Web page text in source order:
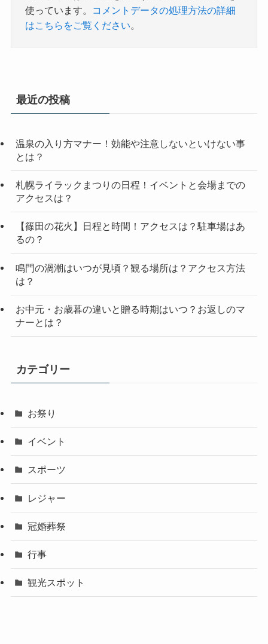
使っています。
コメントデータの処理方法の詳細
はこちらをご覧ください。
最近の投稿
温泉の入り方マナー！効能や注意しないといけない事
とは？
札幌ライラックまつりの日程！イベントと会場までの
アクセスは？
【篠田の花火】日程と時間！アクセスは？駐車場はあ
るの？
鳴門の渦潮はいつが見頃？観る場所は？アクセス方法
は？
お中元・お歳暮の違いと贈る時期はいつ？お返しのマ
ナーとは？
カテゴリー
お祭り
イベント
スポーツ
レジャー
冠婚葬祭
行事
観光スポット